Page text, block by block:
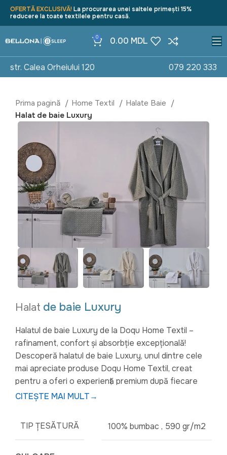
OFERTĂ EXCLUSIVĂ!La procurarea unei saltele primești 15%
reducere la toate textilele pentru casă.
0 0.00 MDL
str. Calea Orheiului 120 079 220 333
Prima pagină Home Textil
Halate Baie
Halat de baie Luxury
Halat de baie Luxury
Halatul de baie Luxury de la Doqu Home Textil –
rafinament, confort și absorbție excepțională!
Descoperă halatul de baie Luxury, unul dintre cele
mai apreciate produse Doqu Home Textil, creat
pentru a oferi o experiență premium după fiecare
baie. Realizat dinbumbac 100%
perfect moliciunea cu durabilitatea.
Datorită capacității sale duble de absorbție față de
CITEȘTE MAI MULT→
TIP ȚESĂTURĂ 100% bumbac , 590 gr/m2